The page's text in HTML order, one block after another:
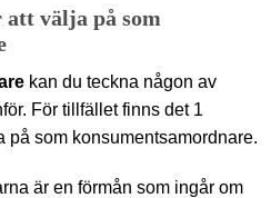
välja på som
kan du teckna någon av
För tillfället finns det 1
på som konsumentsamordnare.
är en förmån som ingår om